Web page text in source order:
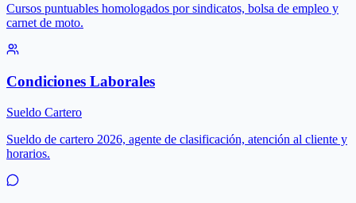
Cursos puntuables homologados por sindicatos, bolsa de empleo y
carnet de moto.
Condiciones Laborales
Sueldo Cartero
Sueldo de cartero 2026, agente de clasificación, atención al cliente y
horarios.